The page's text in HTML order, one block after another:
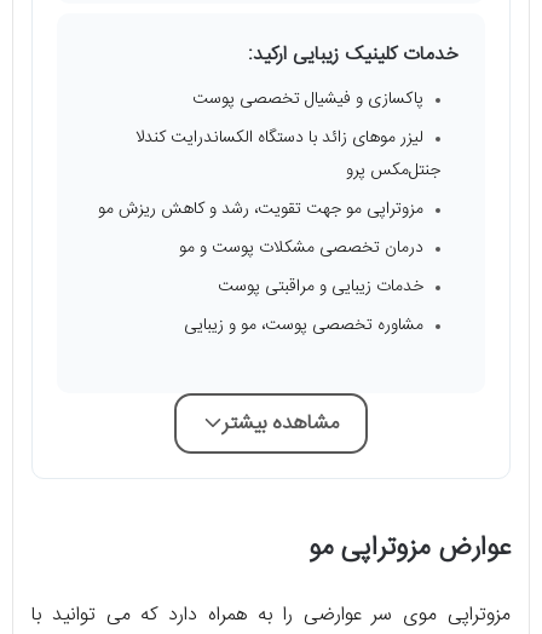
خدمات کلینیک زیبایی ارکید:
پاکسازی و فیشیال تخصصی پوست
لیزر موهای زائد با دستگاه الکساندرایت کندلا
جنتل‌مکس پرو
مزوتراپی مو جهت تقویت، رشد و کاهش ریزش مو
درمان تخصصی مشکلات پوست و مو
خدمات زیبایی و مراقبتی پوست
مشاوره تخصصی پوست، مو و زیبایی
مشاهده بیشتر
عوارض مزوتراپی مو
مزوتراپی موی سر عوارضی را به همراه دارد که می توانید با